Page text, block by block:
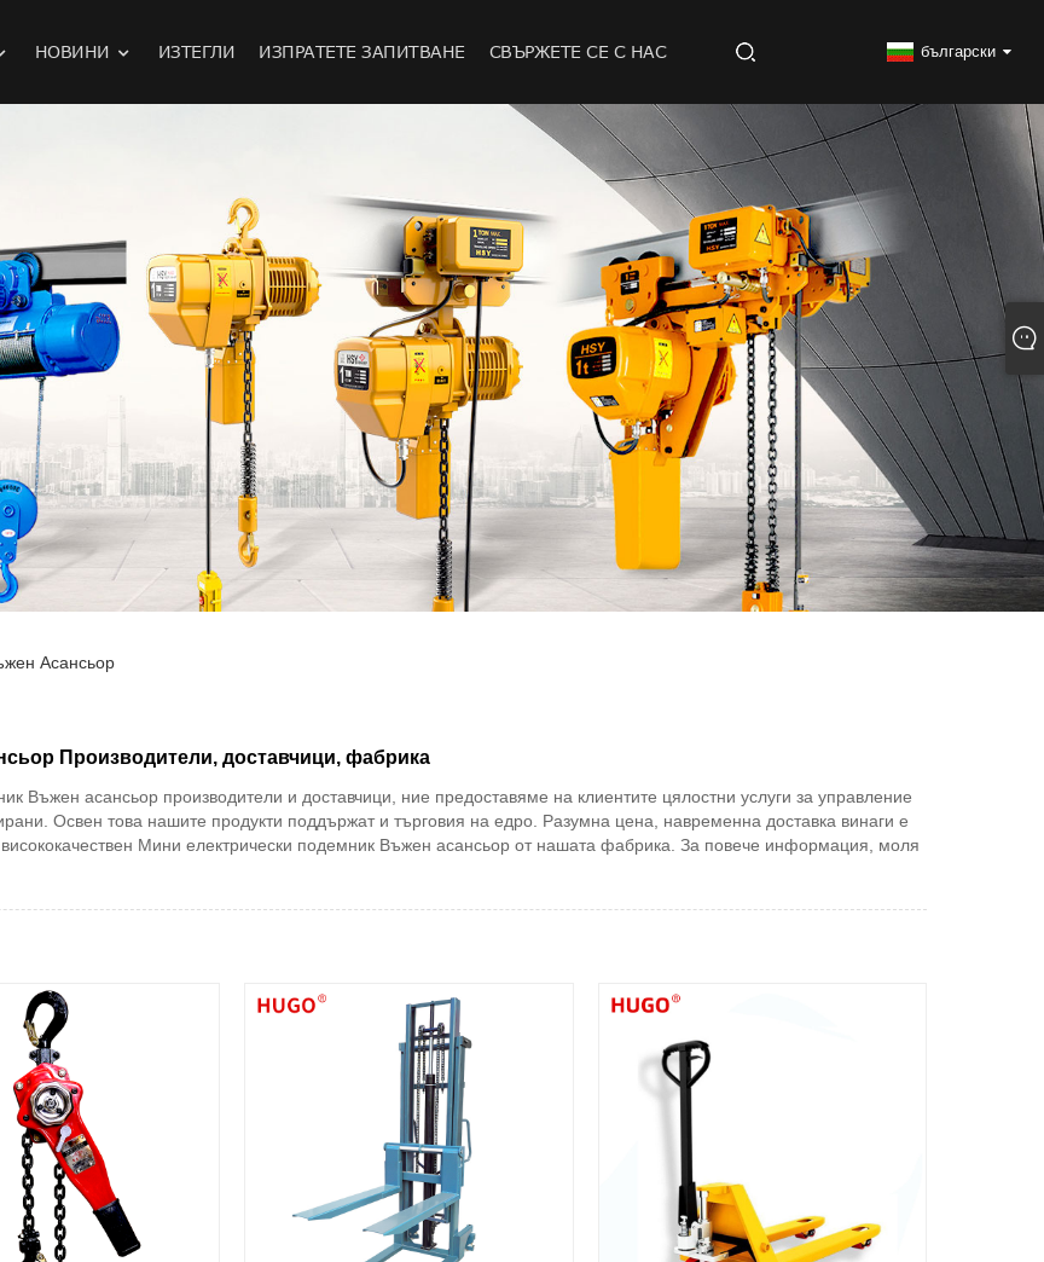
НОВИНИ ИЗТЕГЛИ ИЗПРАТЕТЕ ЗАПИТВАНЕ СВЪРЖЕТЕ СЕ С НАС български
Асансьор
Производители, доставчици, фабрика
Въжен асансьор производители и доставчици, ние предоставяме на клиентите цялостни услуги за управление
Освен това нашите продукти поддържат и търговия на едро. Разумна цена, навременна доставка винаги е
Мини електрически подемник Въжен асансьор от нашата фабрика. За повече информация, моля